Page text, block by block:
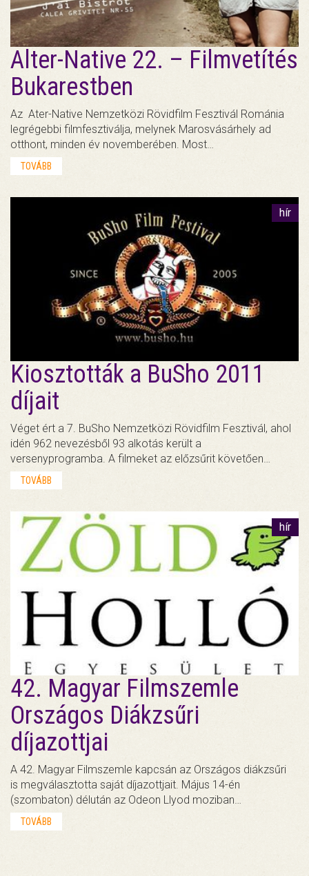
Alter-Native 22. – Filmvetítés
Bukarestben
Az Ater-Native Nemzetközi Rövidfilm Fesztivál Románia
legrégebbi filmfesztiválja, melynek Marosvásárhely ad
otthont, minden év novemberében. Most…
TOVÁBB
hír
Kiosztották a BuSho 2011
díjait
Véget ért a 7. BuSho Nemzetközi Rövidfilm Fesztivál, ahol
idén 962 nevezésből 93 alkotás került a
versenyprogramba. A filmeket az előzsűrit követően…
TOVÁBB
hír
42. Magyar Filmszemle
Országos Diákzsűri
díjazottjai
A 42. Magyar Filmszemle kapcsán az Országos diákzsűri
is megválasztotta saját díjazottjait. Május 14-én
(szombaton) délután az Odeon Llyod moziban…
TOVÁBB